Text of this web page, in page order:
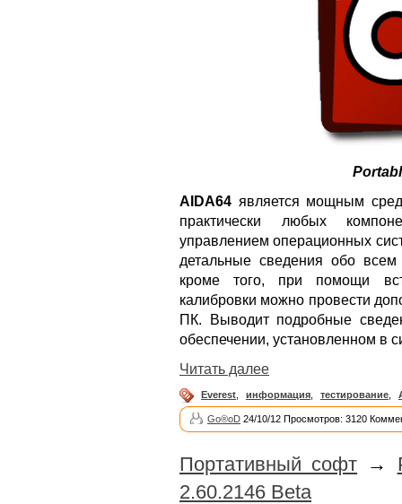
AIDA64 является мощным
практически любых
управлением операционных
детальные сведения обо
кроме того, при помощи
калибровки можно провести
ПК. Выводит подробные
обеспечении, установленном в
Читать далее
Everest информация тестирование
Go®oD 24/10/12 Просмотров: 3120
Портативный софт →
2.60.2146 Beta